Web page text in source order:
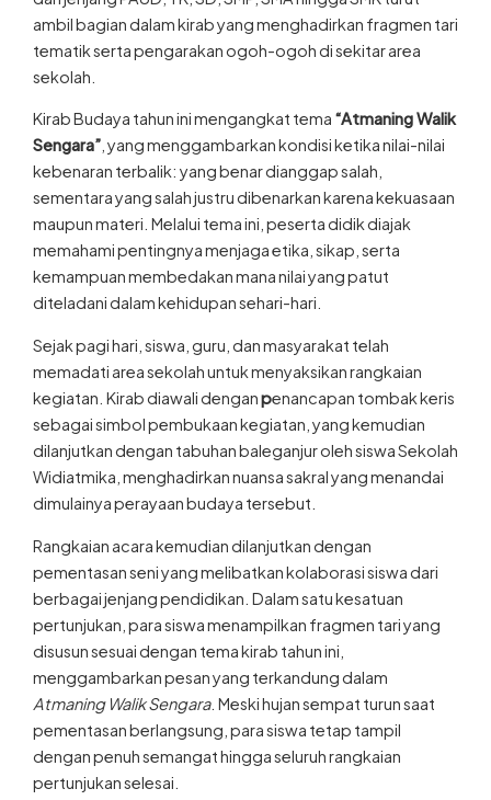
ambil bagian dalam kirab yang menghadirkan fragmen tari
tematik serta pengarakan ogoh-ogoh di sekitar area
, yang menggambarkan kondisi ketika nilai-nilai
kebenaran terbalik: yang benar dianggap salah,
sementara yang salah justru dibenarkan karena kekuasaan
maupun materi. Melalui tema ini, peserta didik diajak
memahami pentingnya menjaga etika, sikap, serta
kemampuan membedakan mana nilai yang patut
diteladani dalam kehidupan sehari-hari.
memadati area sekolah untuk menyaksikan rangkaian
enancapan tombak keris
sebagai simbol pembukaan kegiatan, yang kemudian
dilanjutkan dengan tabuhan baleganjur oleh siswa Sekolah
Widiatmika, menghadirkan nuansa sakral yang menandai
dimulainya perayaan budaya tersebut.
pementasan seni yang melibatkan kolaborasi siswa dari
berbagai jenjang pendidikan. Dalam satu kesatuan
pertunjukan, para siswa menampilkan fragmen tari yang
disusun sesuai dengan tema kirab tahun ini,
menggambarkan pesan yang terkandung dalam
Atmaning Walik Sengara
. Meski hujan sempat turun saat
pementasan berlangsung, para siswa tetap tampil
dengan penuh semangat hingga seluruh rangkaian
pertunjukan selesai.